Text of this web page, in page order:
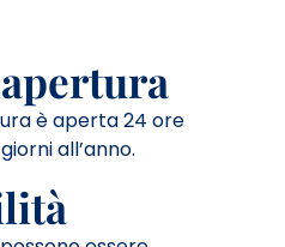
è aperta 24 ore
all’anno.